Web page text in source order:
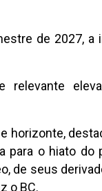
de 2027, a
horizonte,
para o hiato do
de seus
o BC.